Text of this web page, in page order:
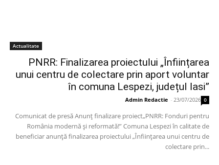
Actualitate
PNRR: Finalizarea proiectului „Înființarea
unui centru de colectare prin aport voluntar
în comuna Lespezi, județul Iasi”
Admin Redactie - 23/07/2026 0
Comunicat de presă Anunț finalizare proiect„PNRR: Fonduri pentru
România modernă și reformată!” Comuna Lespezi în calitate de
beneficiar anunță finalizarea proiectului „Înființarea unui centru de
colectare prin...